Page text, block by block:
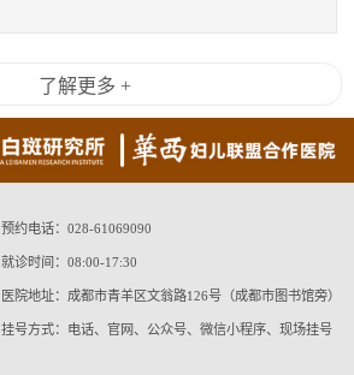
了解更多 +
预约电话： 028-61069090
就诊时间：08:00-17:30
医院地址：成都市青羊区文翁路126号（成都市图书馆旁）
挂号方式：电话、官网、公众号、微信小程序、现场挂号